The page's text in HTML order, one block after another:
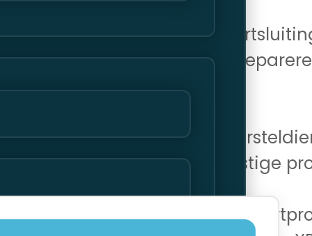
het moederbord, zoals
diagnosticeren en
Onze
of andere ernstige
problemen, zoals